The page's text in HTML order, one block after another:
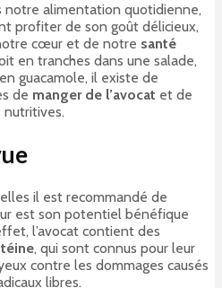
notre alimentation quotidienne,
profiter de son goût délicieux,
cœur et de notre santé
en tranches dans une salade,
guacamole, il existe de
de manger de l’avocat et de
nutritives.
il est recommandé de
est son potentiel bénéfique
l’avocat contient des
, qui sont connus pour leur
contre les dommages causés
libres.